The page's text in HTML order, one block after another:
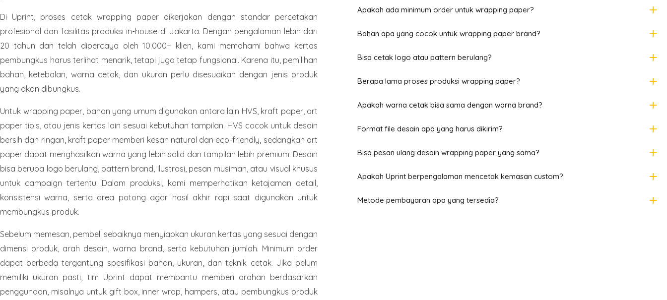
Di Uprint, proses cetak wrapping paper dikerjakan dengan standar percetakan
profesional dan fasilitas produksi in-house di Jakarta. Dengan pengalaman lebih dari
20 tahun dan telah dipercaya oleh 10.000+ klien, kami memahami bahwa kertas
pembungkus harus terlihat menarik, tetapi juga tetap fungsional. Karena itu, pemilihan
bahan, ketebalan, warna cetak, dan ukuran perlu disesuaikan dengan jenis produk
yang akan dibungkus.
Untuk wrapping paper, bahan yang umum digunakan antara lain HVS, kraft paper, art
paper tipis, atau jenis kertas lain sesuai kebutuhan tampilan. HVS cocok untuk desain
bersih dan ringan, kraft paper memberi kesan natural dan eco-friendly, sedangkan art
paper dapat menghasilkan warna yang lebih solid dan tampilan lebih premium. Desain
bisa berupa logo berulang, pattern brand, ilustrasi, pesan musiman, atau visual khusus
untuk campaign tertentu. Dalam produksi, kami memperhatikan ketajaman detail,
konsistensi warna, serta area potong agar hasil akhir rapi saat digunakan untuk
membungkus produk.
Sebelum memesan, pembeli sebaiknya menyiapkan ukuran kertas yang sesuai dengan
dimensi produk, arah desain, warna brand, serta kebutuhan jumlah. Minimum order
dapat berbeda tergantung spesifikasi bahan, ukuran, dan teknik cetak. Jika belum
memiliki ukuran pasti, tim Uprint dapat membantu memberi arahan berdasarkan
penggunaan, misalnya untuk gift box, inner wrap, hampers, atau pembungkus produk
Apakah ada minimum order untuk wrapping paper? add
Bahan apa yang cocok untuk wrapping paper brand? add
Bisa cetak logo atau pattern berulang? add
Berapa lama proses produksi wrapping paper? add
Apakah warna cetak bisa sama dengan warna brand? add
Format file desain apa yang harus dikirim? add
Bisa pesan ulang desain wrapping paper yang sama? add
Apakah Uprint berpengalaman mencetak kemasan custom? add
Metode pembayaran apa yang tersedia? add